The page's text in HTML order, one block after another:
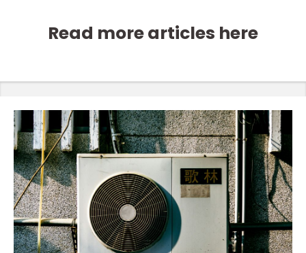
Read more articles here